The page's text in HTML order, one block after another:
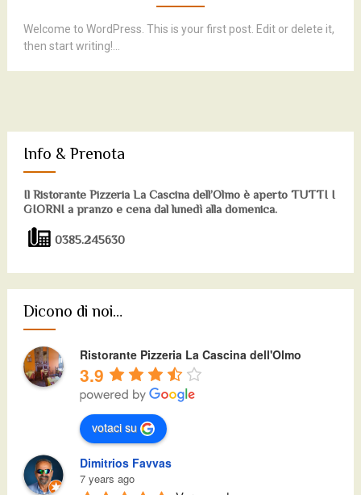
Welcome to WordPress. This is your first post. Edit or delete it,
then start writing!...
Info & Prenota
Il Ristorante Pizzeria La Cascina dell’Olmo è aperto TUTTI I
GIORNI a pranzo e cena dal lunedì alla domenica.
0385.245630
Dicono di noi…
Ristorante Pizzeria La Cascina dell'Olmo
3.9
votaci su
Dimitrios Favvas
7 years ago